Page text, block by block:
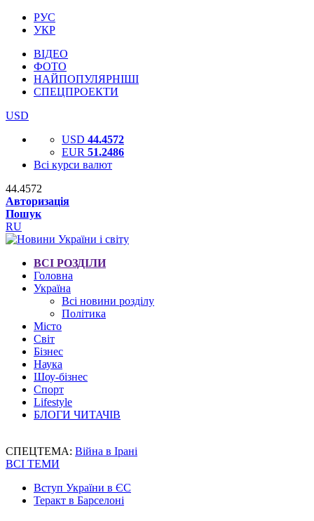
РУС
УКР
ВІДЕО
ФОТО
НАЙПОПУЛЯРНІШІ
СПЕЦПРОЕКТИ
USD
USD 44.4572
EUR 51.2486
Всі курси валют
44.4572
Авторизація
Пошук
RU
ВСІ РОЗДІЛИ
Головна
Україна
Всі новини розділу
Політика
Місто
Світ
Бізнес
Наука
Шоу-бізнес
Спорт
Lifestyle
БЛОГИ ЧИТАЧІВ
СПЕЦТЕМА: Війна в Ірані
ВСІ ТЕМИ
Вступ України в ЄС
Теракт в Барселоні